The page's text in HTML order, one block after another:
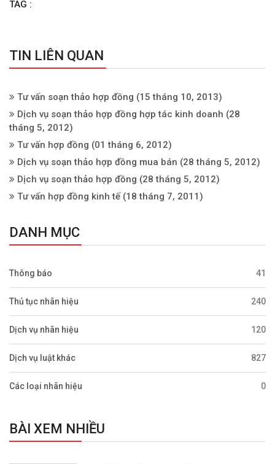
TAG :
TIN LIÊN QUAN
Tư vấn soạn thảo hợp đồng (15 tháng 10, 2013)
Dịch vụ soạn thảo hợp đồng hợp tác kinh doanh (28
tháng 5, 2012)
Tư vấn hợp đồng (01 tháng 6, 2012)
Dịch vụ soạn thảo hợp đồng mua bán (28 tháng 5, 2012)
Dịch vụ soạn thảo hợp đồng (28 tháng 5, 2012)
Tư vấn hợp đồng kinh tế(18 tháng 7, 2011)
DANH MỤC
Thông báo 41
Thủ tục nhãn hiệu 240
Dịch vụ nhãn hiệu 120
Dịch vụ luật khác 827
Các loại nhãn hiệu 0
BÀI XEM NHIỀU